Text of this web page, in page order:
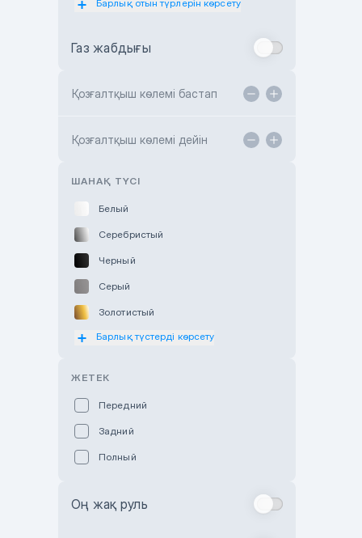
Toyota Astana
TANK Motors Karaganda
Барлық отын түрлерін көрсету
Газ жабдығы
Қозғалтқыш көлемі бастап
Қозғалтқыш көлемі дейін
ШАНАҚ ТҮСІ
Белый
Серебристый
Черный
Серый
Золотистый
Оранжевый
Барлық түстерді көрсету
ЖЕТЕК
Передний
Задний
Полный
Оң жақ руль